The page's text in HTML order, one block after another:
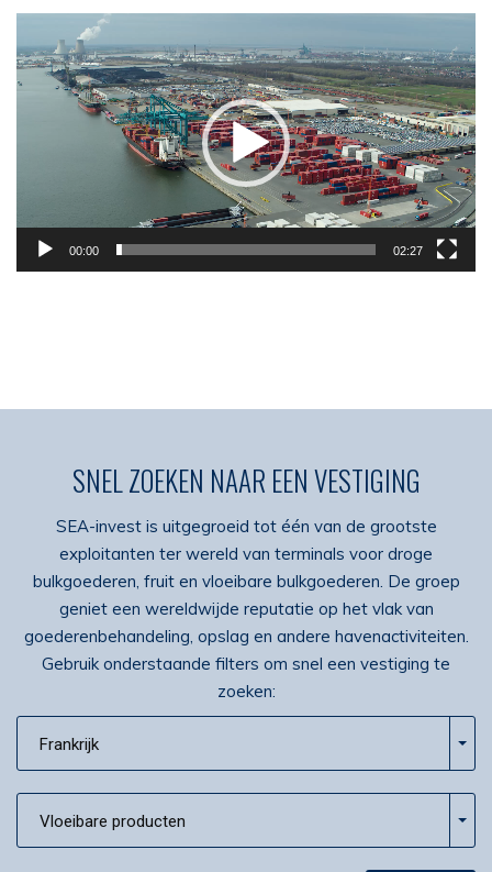
Videospeler
00:00 02:27
SNEL ZOEKEN NAAR EEN VESTIGING
SEA-invest is uitgegroeid tot één van de grootste
exploitanten ter wereld van terminals voor droge
bulkgoederen, fruit en vloeibare bulkgoederen. De groep
geniet een wereldwijde reputatie op het vlak van
goederenbehandeling, opslag en andere havenactiviteiten.
Gebruik onderstaande filters om snel een vestiging te
zoeken:
Frankrijk
Vloeibare producten